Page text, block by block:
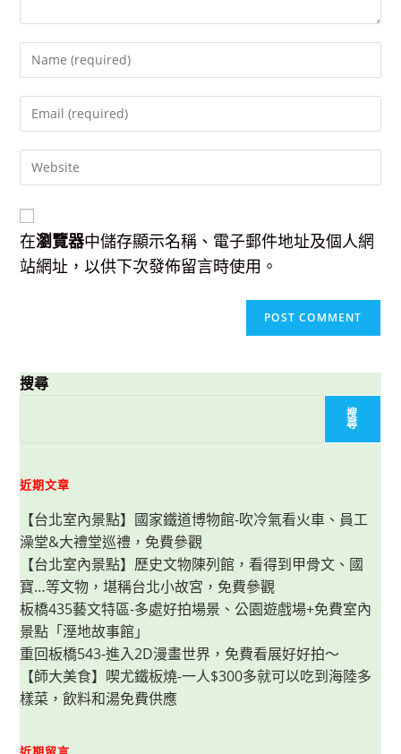
your
username
to
comment
your
address
toyour
(optional)
在瀏覽器中儲存顯示名稱、電子郵件地址及個人網
站網址，以供下次發佈留言時使用。
搜尋
搜
尋
近期文章
【台北室內景點】國家鐵道博物館-吹冷氣看火車、員工
澡堂&大禮堂巡禮，免費參觀
【台北室內景點】歷史文物陳列館，看得到甲骨文、國
寶…等文物，堪稱台北小故宮，免費參觀
板橋435藝文特區-多處好拍場景、公園遊戲場+免費室內
景點「溼地故事館」
重回板橋543-進入2D漫畫世界，免費看展好好拍～
【師大美食】喫尤鐵板燒-一人$300多就可以吃到海陸多
樣菜，飲料和湯免費供應